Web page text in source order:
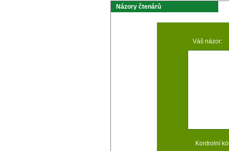
Názory čtenárů
Váš názor:
Kontrolní